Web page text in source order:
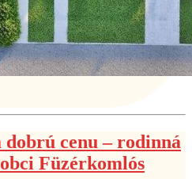
dobrú cenu – rodinná
Füzérkomlós